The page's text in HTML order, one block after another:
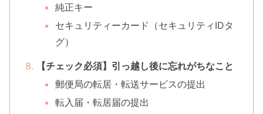
純正キー
セキュリティーカード（セキュリティIDタ
グ）
【チェック必須】引っ越し後に忘れがちなこと
郵便局の転居・転送サービスの提出
転入届・転居届の提出